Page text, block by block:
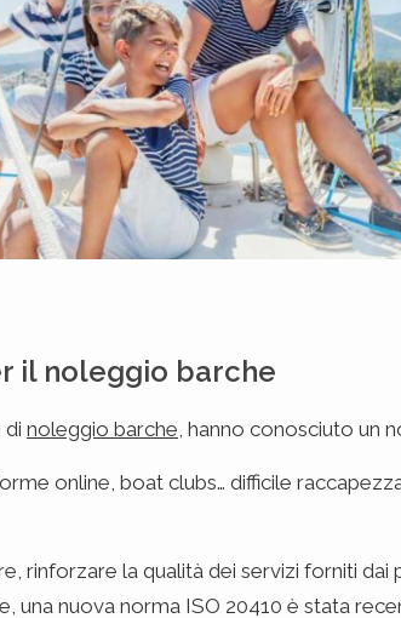
il noleggio barche
di noleggio barche, hanno conosciuto un
online, boat clubs… difficile
rinforzare la qualità dei servizi forniti
una nuova norma ISO 20410 è stata